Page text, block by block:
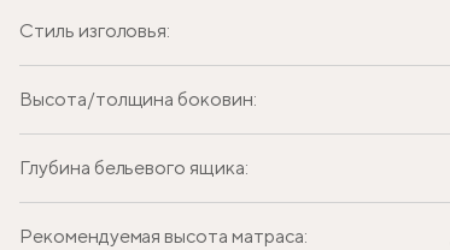
Стиль изголовья:
Высота/толщина боковин:
Глубина бельевого ящика:
Рекомендуемая высота матраса: